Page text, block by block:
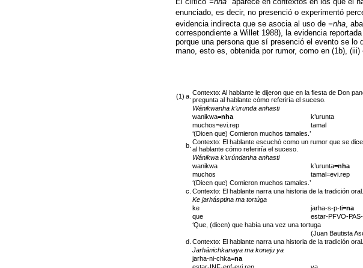
enunciado, es decir, no presenció o experimentó
evidencia indirecta que se asocia al uso de =nha,
correspondiente a Willet 1988), la evidencia
porque una persona que sí presenció el evento se
mano, esto es, obtenida por rumor, como en (1b),
(1) a. Contexto: Al hablante le dijeron que en la fiesta de Don
pregunta al hablante cómo referiría el suceso.
Wánikwanha k’urunda anhasti
wanikwa=nha k’urunta
muchos=evi.rep
tamal
‘(Dicen que) Comieron muchos tamales.’
b. Contexto: El hablante escuchó como un rumor que se
al hablante cómo referiría el suceso.
Wánikwa k’urúndanha anhasti
wanikwa
k’urunta=nha
muchos
tamal=evi.rep
‘(Dicen que) Comieron muchos tamales.’
c. Contexto: El hablante narra una historia de la tradición oral
Ke jarhásptina ma tortúga
ke
jarha-s-p-ti=na
que
estar-PFVO-
‘Que, (dicen) que había una vez una tortuga
(Juan Bautista
d. Contexto: El hablante narra una historia de la tradición oral.
Jarhánichkanaya ma koneju ya
jarha-ni-chka=na